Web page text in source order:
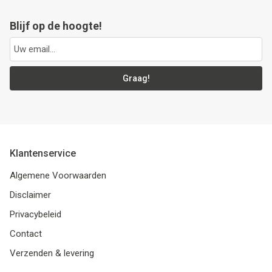
Blijf op de hoogte!
Graag!
Klantenservice
Algemene Voorwaarden
Disclaimer
Privacybeleid
Contact
Verzenden & levering